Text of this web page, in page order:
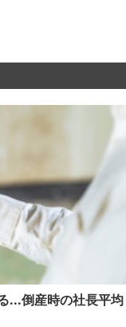
...倒産時の社長平均